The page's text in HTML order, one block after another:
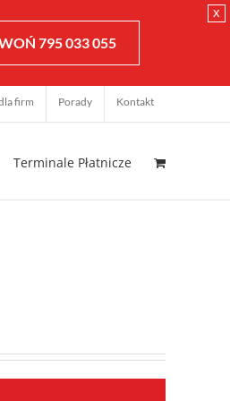
firm Porady Kontakt
Terminale Płatnicze
795 033 055
x